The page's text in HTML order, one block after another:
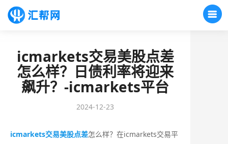
icmarkets交易美股点差
怎么样？日债利率将迎来
飙升？-icmarkets平台
2024-12-23
icmarkets交易美股点差怎么样？在icmarkets交易平